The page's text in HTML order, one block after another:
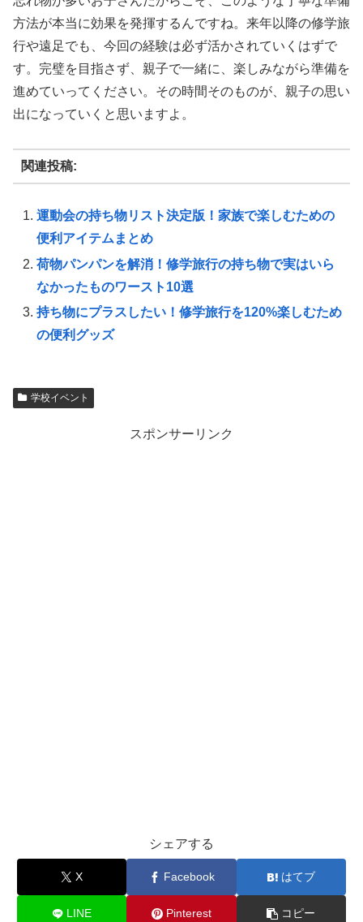
方法が本当に効果を発揮するんですね。来年以降の修学旅
行や遠足でも、今回の経験は必ず活かされていくはずで
す。完璧を目指さず、親子で一緒に、楽しみながら準備を
進めていってください。その時間そのものが、親子の思い
出になっていくと思いますよ。
関連投稿:
運動会の持ち物リスト決定版！家族で楽しむための
便利アイテムまとめ
荷物パンパンを解消！修学旅行の持ち物で実はいら
なかったものワースト10選
持ち物にプラスしたい！修学旅行を120%楽しむため
の便利グッズ
学校イベント
スポンサーリンク
シェアする
X Facebook はてブ
LINE Pinterest コピー